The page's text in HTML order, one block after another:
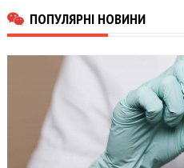
ПОПУЛЯРНІ НОВИНИ